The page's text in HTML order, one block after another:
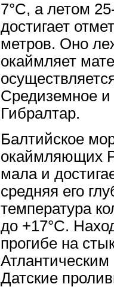
7°С, а летом
достигает
метров. Оно
окаймляет
Средиземное
Гибралтар.
Балтийское
окаймляющих
мала и
средняя его
температура
до +17°С.
прогибе на
Датские